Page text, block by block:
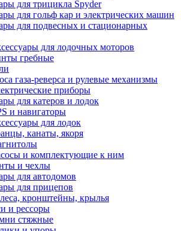
для трицикла Spyder
для гольф кар и электрических машин
для подвесных и стационарных
для лодочных моторов
гребные
газа-реверса и рулевые механизмы
приборы
для катеров и лодок
и навигаторы
для лодок
канаты, якоря
и комплектующие к ним
и чехлы
для автодомов
для прицепов
кронштейны, крылья
и рессоры
стяжные